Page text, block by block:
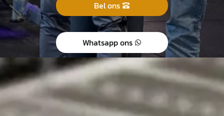
Bel ons
Whatsapp ons